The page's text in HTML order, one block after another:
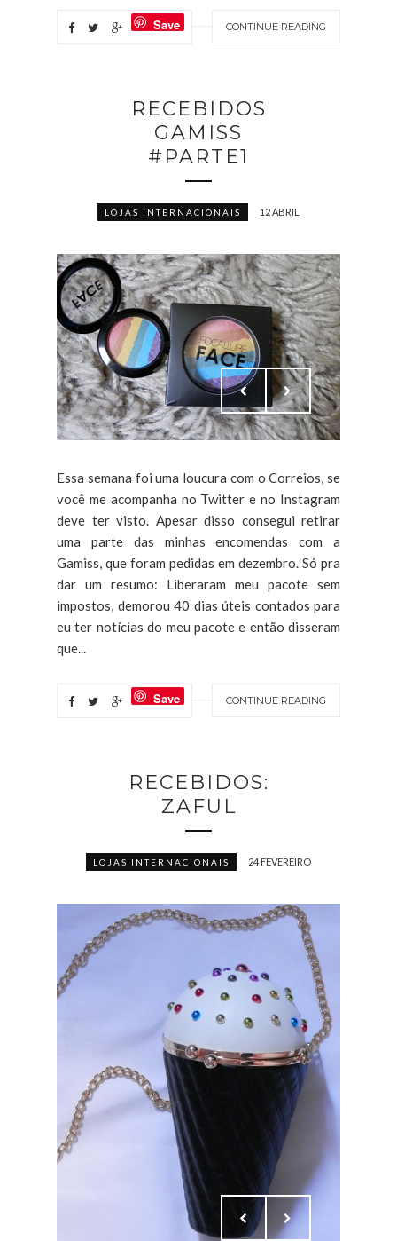
CONTINUE READING
Save
RECEBIDOS
GAMISS
#PARTE1
LOJAS INTERNACIONAIS 12 ABRIL
Essa semana foi uma loucura com o Correios, se
você me acompanha no Twitter e no Instagram
deve ter visto. Apesar disso consegui retirar
uma parte das minhas encomendas com a
Gamiss, que foram pedidas em dezembro. Só pra
dar um resumo: Liberaram meu pacote sem
impostos, demorou 40 dias úteis contados para
eu ter notícias do meu pacote e então disseram
que...
CONTINUE READING
Save
RECEBIDOS:
ZAFUL
LOJAS INTERNACIONAIS 24 FEVEREIRO